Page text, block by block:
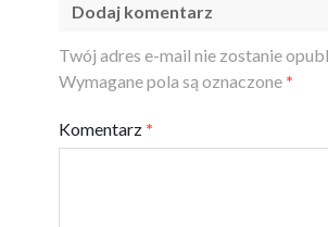
Dodaj komentarz
Twój adres e-mail nie zostanie
Wymagane pola są oznaczone *
Komentarz *